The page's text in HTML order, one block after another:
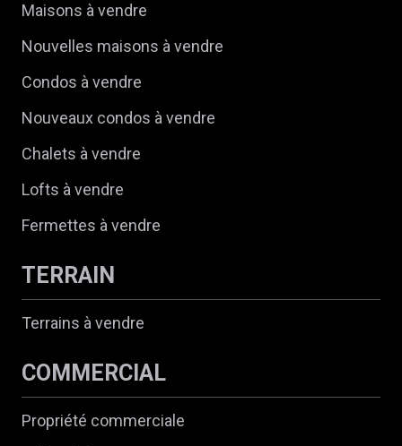
Maisons à vendre
Nouvelles maisons à vendre
Condos à vendre
Nouveaux condos à vendre
Chalets à vendre
Lofts à vendre
Fermettes à vendre
TERRAIN
Terrains à vendre
COMMERCIAL
Propriété commerciale